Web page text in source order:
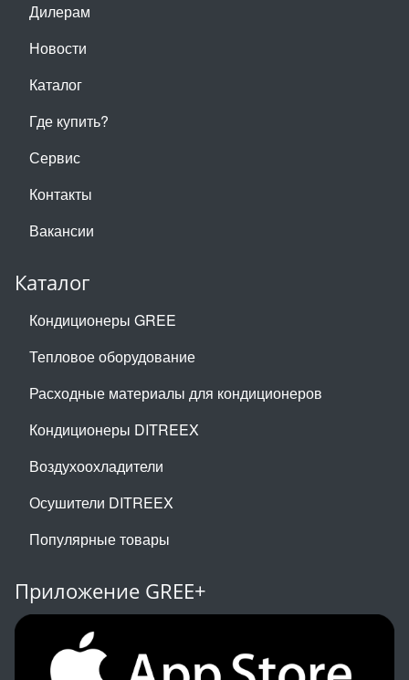
Дилерам
Новости
Каталог
Где купить?
Сервис
Контакты
Вакансии
Каталог
Кондиционеры GREE
Тепловое оборудование
Расходные материалы для кондиционеров
Кондиционеры DITREEX
Воздухоохладители
Осушители DITREEX
Популярные товары
Приложение GREE+